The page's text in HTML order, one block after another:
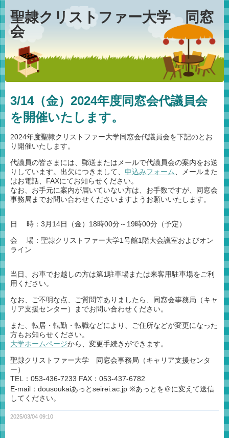
聖隷クリストファー大学 同窓
会
3/14（金）2024年度同窓会代議員会
を開催いたします。
2024年度聖隷クリストファー大学同窓会代議員会を下記のとお
り開催いたします。
代議員の皆さまには、郵送またはメールで代議員会の案内をお送
りしています。出欠につきまして、 申込みフォーム
、メールまた
はお電話、FAXにてお知らせください。
なお、お手元に案内が届いていない方は、お手数ですが、同窓会
事務局までお問い合わせくださいますようお願いいたします。
日 時：3月14日（金）18時00分～19時00分（予定）
会 場：聖隷クリストファー大学1号館1階大会議室およびオン
ライン
当日、お車でお越しの方は第1駐車場または来客用駐車場をご利
用ください。
なお、ご不明な点、ご質問等ありましたら、同窓会事務局（キャ
リア支援センター）までお問い合わせください。
また、転居・転勤・転職などにより、ご住所などが変更になった
方もお知らせください。
大学ホームページから、変更手続きができます。
聖隷クリストファー大学 同窓会事務局（キャリア支援センタ
ー）
TEL：053-436-7233 FAX：053-437-6782
E-mail：dousoukaiあっとseirei.ac.jp ※あっとを＠に変えて送信
してください。
2025/03/04 09:10